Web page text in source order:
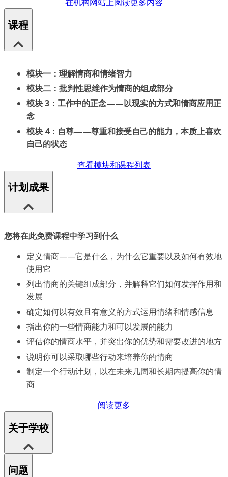
课程
模块一：理解情商和情绪智力
模块二：批判性思维作为情商的组成部分
模块 3：工作中的正念——以现实的方式和情商应用正
念
模块 4：自尊——尊重和接受自己的能力，本质上喜欢
自己的状态
查看模块和课程列表
计划成果
您将在此免费课程中学习到什么
定义情商——它是什么，为什么它重要以及如何有效地
使用它
列出情商的关键组成部分，并解释它们如何发挥作用和
发展
确定如何以有效且有意义的方式运用情绪和情感信息
指出你的一些情商能力和可以发展的能力
评估你的情商水平，并突出你的优势和需要改进的地方
说明你可以采取哪些行动来培养你的情商
制定一个行动计划，以在未来几周和长期内提高你的情
商
阅读更多
关于学校
问题